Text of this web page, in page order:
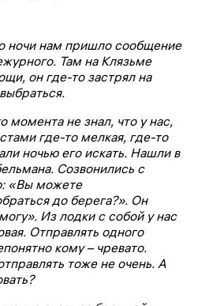
ночи нам пришло сообщение
Там на Клязьме
он где-то застрял на
момента не знал, что у нас,
где-то мелкая, где-то
ночью его искать. Нашли в
Созвонились с
«Вы можете
до берега?». Он
Из лодки с собой у нас
Отправлять одного
кому – чревато.
тоже не очень. А